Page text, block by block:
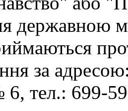
державною
за
тел.: 699-